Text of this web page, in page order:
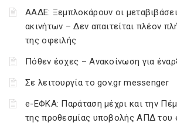
ΑΑΔΕ: Ξεμπλοκάρουν οι
ακινήτων – Δεν απαιτείται πλέον
της οφειλής
Πόθεν έσχες – Ανακοίνωση για
Σε λειτουργία το gov.gr messenger
e-ΕΦΚΑ: Παράταση μέχρι και την
της προθεσμίας υποβολής ΑΠΔ